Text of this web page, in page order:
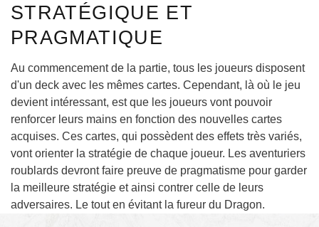
STRATÉGIQUE ET
PRAGMATIQUE
Au commencement de la partie, tous les joueurs disposent
d'un deck avec les mêmes cartes. Cependant, là où le jeu
devient intéressant, est que les joueurs vont pouvoir
renforcer leurs mains en fonction des nouvelles cartes
acquises. Ces cartes, qui possèdent des effets très variés,
vont orienter la stratégie de chaque joueur. Les aventuriers
roublards devront faire preuve de pragmatisme pour garder
la meilleure stratégie et ainsi contrer celle de leurs
adversaires. Le tout en évitant la fureur du Dragon.